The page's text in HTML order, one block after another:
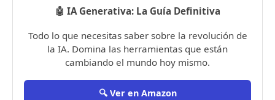
🤖 IA Generativa: La Guía Definitiva
Todo lo que necesitas saber sobre la revolución de
la IA. Domina las herramientas que están
cambiando el mundo hoy mismo.
🔍 Ver en Amazon